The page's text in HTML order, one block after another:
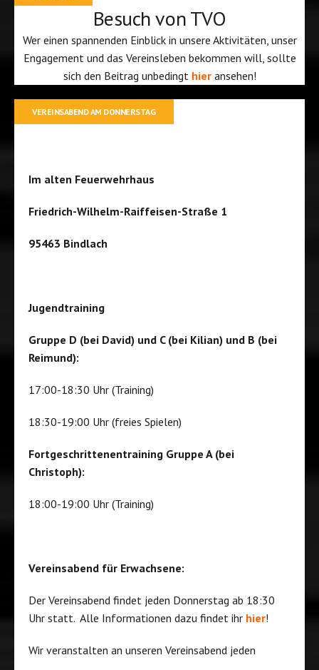
Besuch von TVO
Wer einen spannenden Einblick in unsere Aktivitäten, unser
Engagement und das Vereinsleben bekommen will, sollte
sich den Beitrag unbedingt hieransehen!
VEREINSABEND AM DONNERSTAG
Im alten Feuerwehrhaus
Friedrich-Wilhelm-Raiffeisen-Straße 1
95463 Bindlach
Jugendtraining
Gruppe D (bei David) und C (bei Kilian) und B (bei
Reimund):
17:00-18:30 Uhr (Training)
18:30-19:00 Uhr (freies Spielen)
Fortgeschrittenentraining Gruppe A (bei
Christoph):
18:00-19:00 Uhr (Training)
Vereinsabend für Erwachsene:
Der Vereinsabend findet jeden Donnerstag ab 18:30
Uhr statt. Alle Informationen dazu findet ihr hier!
Wir veranstalten an unseren Vereinsabend jeden